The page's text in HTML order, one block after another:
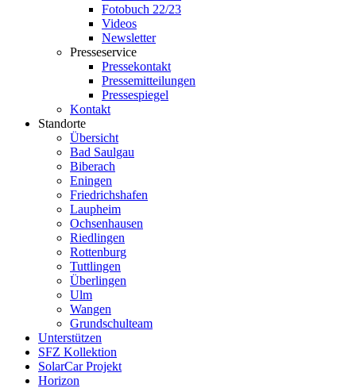
Fotobuch 22/23
Videos
Newsletter
Presseservice
Pressekontakt
Pressemitteilungen
Pressespiegel
Kontakt
Standorte
Übersicht
Bad Saulgau
Biberach
Eningen
Friedrichshafen
Laupheim
Ochsenhausen
Riedlingen
Rottenburg
Tuttlingen
Überlingen
Ulm
Wangen
Grundschulteam
Unterstützen
SFZ Kollektion
SolarCar Projekt
Horizon